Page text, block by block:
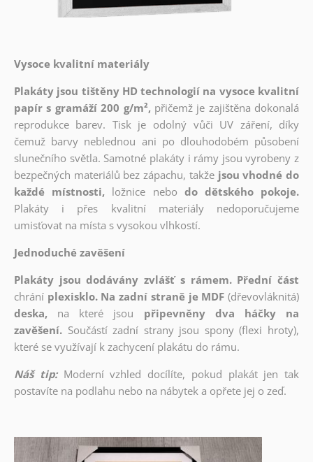
Vysoce kvalitní materiály
Plakáty jsou tištěny HD technologií na vysoce kvalitní
papír s gramáží 200 g/m², přičemž je zajištěna dokonalá
reprodukce barev. Tisk je odolný vůči UV záření, díky
čemuž barvy neblednou ani po dlouhodobém působení
slunečního světla. Samotné plakáty i rámy jsou vyrobeny z
bezpečných materiálů bez zápachu, takže jsou vhodné do
každé místnosti, ložnice nebo do dětského pokoje.
Plakáty i přes kvalitní materiály nedoporučujeme
umisťovat na místa s vysokou vlhkostí.
Jednoduché zavěšení
Plakáty jsou dodávány zvlášť s rámem. Přední část
chrání plexisklo. Na zadní straně je MDF (dřevovláknitá)
deska,
na které jsou
připevněny dva háčky na
zavěšení. Součástí zadní strany jsou spony (flexi hroty),
které se využívají k zachycení plakátu do rámu.
Náš tip: Moderní vzhled docílíte, pokud plakát jen tak
postavíte na podlahu nebo na nábytek a opřete jej o zeď.